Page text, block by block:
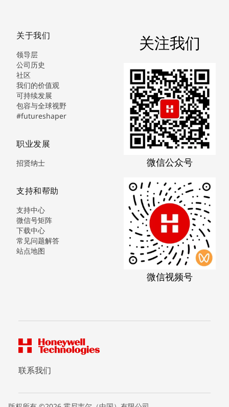
关于我们
领导层
公司历史
社区
我们的价值观
可持续发展
包容与全球视野
#futureshaper
职业发展
招贤纳士
支持和帮助
支持中心
微信号矩阵
下载中心
常见问题解答
站点地图
关注我们
微信公众号
微信视频号
联系我们